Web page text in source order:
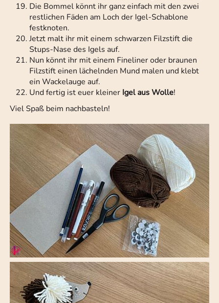
Die Bommel könnt ihr ganz einfach mit den zwei
restlichen Fäden am Loch der Igel-Schablone
festknoten.
Jetzt malt ihr mit einem schwarzen Filzstift die
Stups-Nase des Igels auf.
Nun könnt ihr mit einem Fineliner oder braunen
Filzstift einen lächelnden Mund malen und klebt
ein Wackelauge auf.
Und fertig ist euer kleiner Igel aus Wolle!
Viel Spaß beim nachbasteln!